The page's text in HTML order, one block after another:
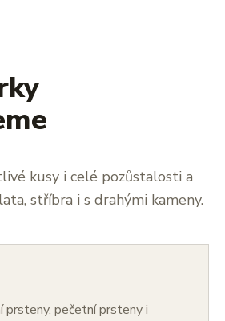
kusy i celé pozůstalosti a
stříbra i s drahými kameny.
prsteny, pečetní prsteny i